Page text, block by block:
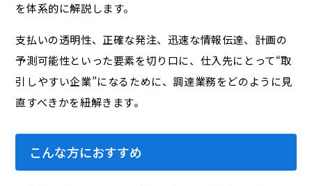
を体系的に解説します。
支払いの透明性、正確な発注、迅速な情報伝達、計画の
予測可能性といった要素を切り口に、仕入先にとって“取
引しやすい企業”になるために、調達業務をどのように見
直すべきかを紐解きます。
こんな方におすすめ